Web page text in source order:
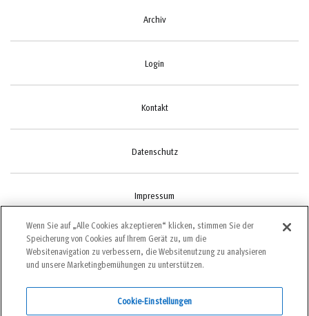
Archiv
Login
Kontakt
Datenschutz
Impressum
Cookie-Einstellungen
Wenn Sie auf „Alle Cookies akzeptieren“ klicken, stimmen Sie der
Speicherung von Cookies auf Ihrem Gerät zu, um die
Websitenavigation zu verbessern, die Websitenutzung zu analysieren
und unsere Marketingbemühungen zu unterstützen.
Cookie-Einstellungen